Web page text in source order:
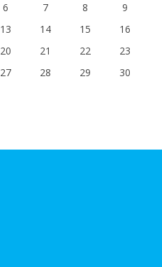
6 7 8
9
13 14 15
16
20 21 22
23
27 28 29
30